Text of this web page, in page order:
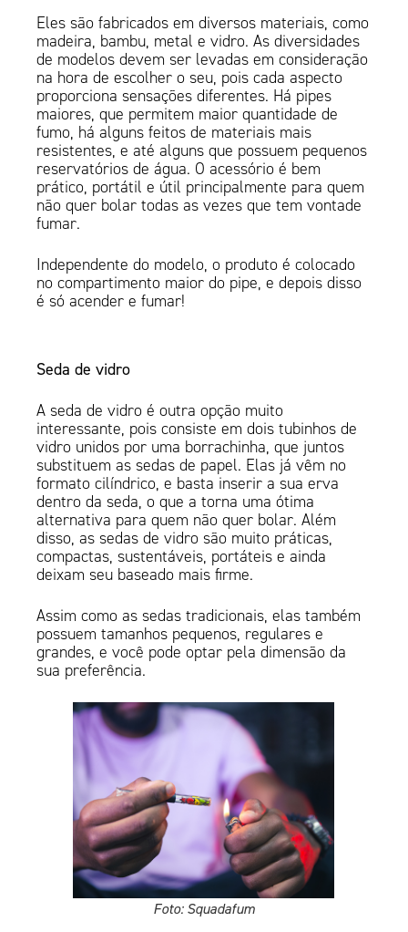
Eles são fabricados em diversos materiais, como
madeira, bambu, metal e vidro. As diversidades
de modelos devem ser levadas em consideração
na hora de escolher o seu, pois cada aspecto
proporciona sensações diferentes. Há pipes
maiores, que permitem maior quantidade de
fumo, há alguns feitos de materiais mais
resistentes, e até alguns que possuem pequenos
reservatórios de água. O acessório é bem
prático, portátil e útil principalmente para quem
não quer bolar todas as vezes que tem vontade
fumar.
Independente do modelo, o produto é colocado
no compartimento maior do pipe, e depois disso
é só acender e fumar!
Seda de vidro
A seda de vidro é outra opção muito
interessante, pois consiste em dois tubinhos de
vidro unidos por uma borrachinha, que juntos
substituem as sedas de papel. Elas já vêm no
formato cilíndrico, e basta inserir a sua erva
dentro da seda, o que a torna uma ótima
alternativa para quem não quer bolar. Além
disso, as sedas de vidro são muito práticas,
compactas, sustentáveis, portáteis e ainda
deixam seu baseado mais firme.
Assim como as sedas tradicionais, elas também
possuem tamanhos pequenos, regulares e
grandes, e você pode optar pela dimensão da
sua preferência.
Foto: Squadafum